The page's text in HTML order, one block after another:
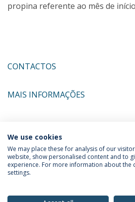
propina referente ao mês de
CONTACTOS
MAIS INFORMAÇÕES
COORDENADORES
Política de Privacidade
We use cookies
We may place these for analysis of our
website, show personalised content and to
experience. For more information about the
settings.